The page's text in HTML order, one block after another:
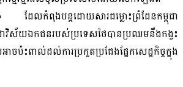
ែលកំពុងបន្តដោយសារជម្លោះព្រំដែនកម្ពុជា
ឯកជនរបស់ប្រទេសថៃបានប្រឈមនឹងកង្វះ
ះពាល់ដល់ការប្រកួតប្រជែងផ្នែកសេដ្ឋកិច្ចក្នុង